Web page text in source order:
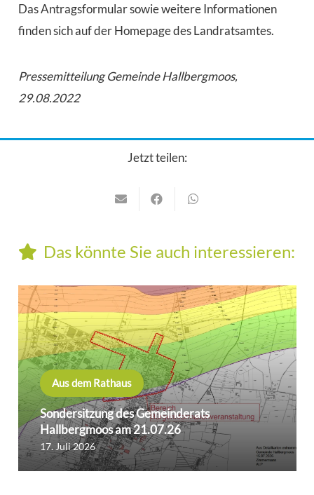
Das Antragsformular sowie weitere Informationen
finden sich auf der Homepage des Landratsamtes.
Pressemitteilung Gemeinde Hallbergmoos,
29.08.2022
Jetzt teilen:
Das könnte Sie auch interessieren:
Aus dem Rathaus
Sondersitzung des Gemeinderats
Hallbergmoos am 21.07.26
17. Juli 2026